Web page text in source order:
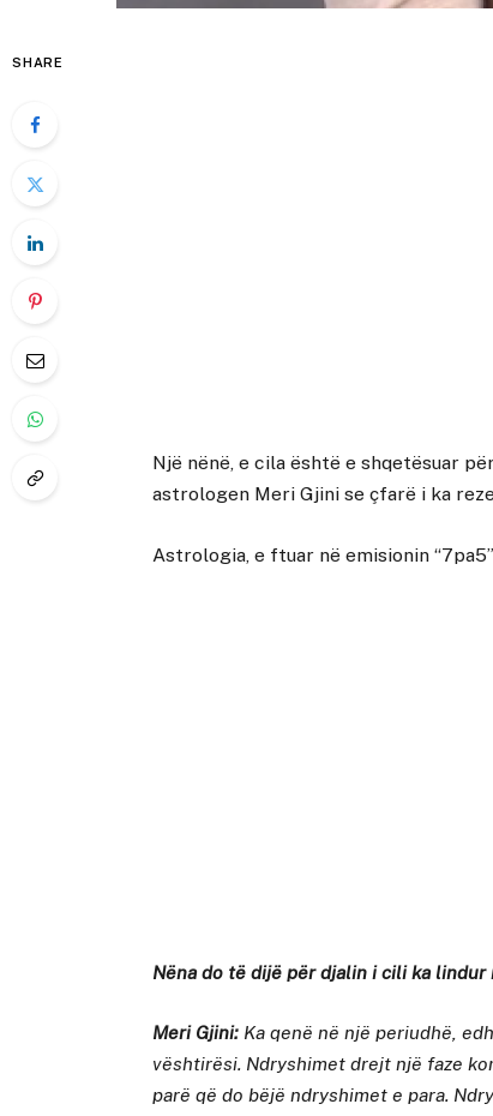
SHARE
Një nënë, e cila është e shqetësuar
astrologen Meri Gjini se çfarë i ka
Astrologia, e ftuar në emisionin
Nëna do të dijë për djalin i cili ka
Meri Gjini: Ka qenë në një periudhë,
vështirësi. Ndryshimet drejt një faze
parë që do bëjë ndryshimet e para.